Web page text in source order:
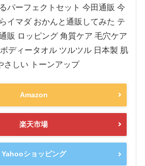
パーフェクトセット 今田通販 今
イマダ おかんと通販してみた テ
販 ロッピング 角質ケア 毛穴ケア
ディータオル ツルツル 日本製 肌
さしい トーンアップ
Amazon
楽天市場
Yahooショッピング